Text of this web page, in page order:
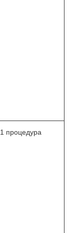
1 процедура